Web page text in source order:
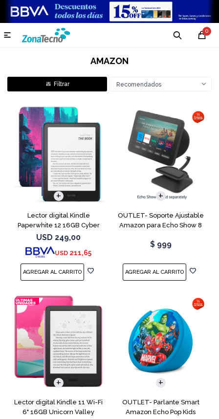
0

AMAZON
Recomendados
Lector digital Kindle
Paperwhite 12 16GB Cyber
City
USD 249,00
USD 211,65
OUTLET- Soporte Ajustable
Amazon para Echo Show 8
$ 999
Lector digital Kindle 11 Wi-Fi
6" 16GB Unicorn Valley
OUTLET- Parlante Smart
Amazon Echo Pop Kids